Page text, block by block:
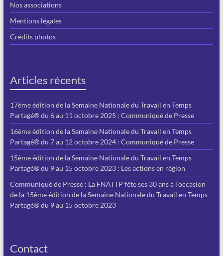
Nos associations
Mentions légales
Crédits photos
Articles récents
17ème édition de la Semaine Nationale du Travail en Temps
Partagé® du 6 au 11 octobre 2025 : Communiqué de Presse
16ème édition de la Semaine Nationale du Travail en Temps
Partagé® du 7 au 12 octobre 2024 : Communiqué de Presse
15ème édition de la Semaine Nationale du Travail en Temps
Partagé® du 9 au 15 octobre 2023 : Les actions en région
Communiqué de Presse : La FNATTP fête ses 30 ans à l’occasion
de la 15ème édition de la Semaine Nationale du Travail en Temps
Partagé® du 9 au 15 octobre 2023
Contact